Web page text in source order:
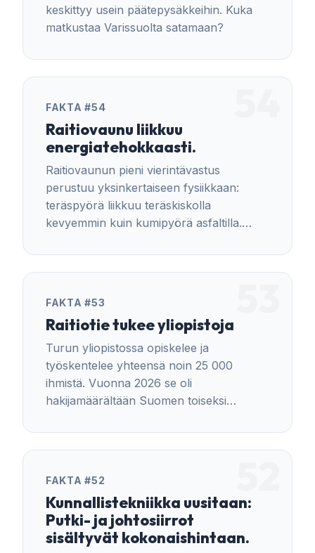
keskittyy usein päätepysäkkeihin. Kuka
matkustaa Varissuolta satamaan?
FAKTA #54
Raitiovaunu liikkuu
energiatehokkaasti.
Raitiovaunun pieni vierintävastus
perustuu yksinkertaiseen fysiikkaan:
teräspyörä liikkuu teräskiskolla
kevyemmin kuin kumipyörä asfaltilla.
joka vähentää liikkumiseen tarvittavaa
energiaa erityisesti tasaisessa ajossa.
FAKTA #53
Raitiotie tukee yliopistoja
Turun yliopistossa opiskelee ja
työskentelee yhteensä noin 25 000
ihmistä. Vuonna 2026 se oli
hakijamäärältään Suomen toiseksi
FAKTA #52
Kunnallistekniikka uusitaan:
Putki- ja johtosiirrot
sisältyvät kokonaishintaan.